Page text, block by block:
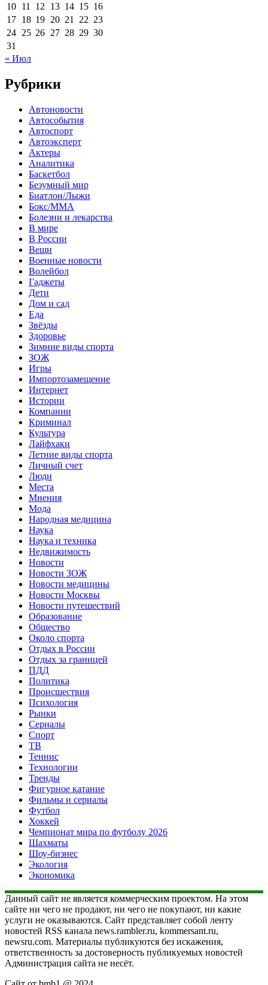
10 11 12 13 14 15 16
17 18 19 20 21 22 23
24 25 26 27 28 29 30
31
« Июл
Рубрики
Автоновости
Автособытия
Автоспорт
Автоэксперт
Актеры
Аналитика
Баскетбол
Безумный мир
Биатлон/Лыжи
Бокс/MMA
Болезни и лекарства
В мире
В России
Вещи
Военные новости
Волейбол
Гаджеты
Дети
Дом и сад
Еда
Звёзды
Здоровье
Зимние виды спорта
ЗОЖ
Игры
Импортозамещение
Интернет
Истории
Компании
Криминал
Культура
Лайфхаки
Летние виды спорта
Личный счет
Люди
Места
Мнения
Мода
Народная медицина
Наука
Наука и техника
Недвижимость
Новости
Новости ЗОЖ
Новости медицины
Новости Москвы
Новости путешествий
Образование
Общество
Около спорта
Отдых в России
Отдых за границей
ПДД
Политика
Происшествия
Психология
Рынки
Сериалы
Спорт
ТВ
Теннис
Технологии
Тренды
Фигурное катание
Фильмы и сериалы
Футбол
Хоккей
Чемпионат мира по футболу 2026
Шахматы
Шоу-бизнес
Экология
Экономика
Данный сайт не является коммерческим проектом. На этом
сайте ни чего не продают, ни чего не покупают, ни какие
услуги не оказываются. Сайт представляет собой ленту
новостей RSS канала news.rambler.ru, kommersant.ru,
newsru.com. Материалы публикуются без искажения,
ответственность за достоверность публикуемых новостей
Администрация сайта не несёт.